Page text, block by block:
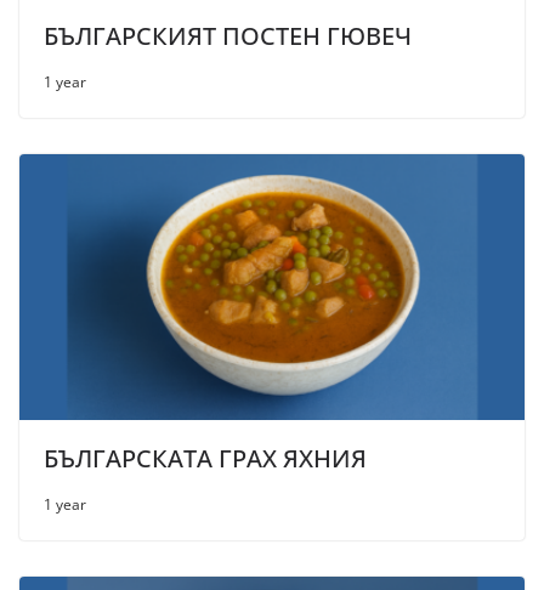
БЪЛГАРСКИЯТ ПОСТЕН ГЮВЕЧ
1 year
БЪЛГАРСКАТА ГРАХ ЯХНИЯ
1 year